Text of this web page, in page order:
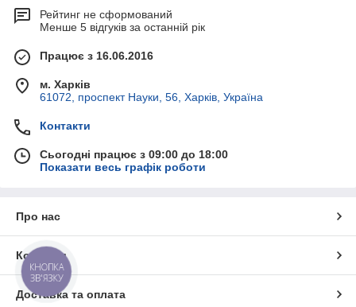
Рейтинг не сформований
Менше 5 відгуків за останній рік
Працює з 16.06.2016
м. Харків
61072, проспект Науки, 56, Харків, Україна
Контакти
Сьогодні працює з 09:00 до 18:00
Показати весь графік роботи
Про нас
Контакти
Доставка та оплата
КНОПКА
ЗВ'ЯЗКУ